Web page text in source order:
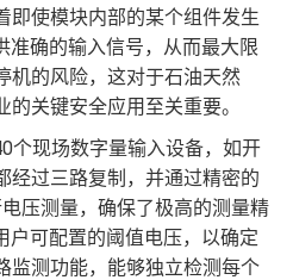
即使模块内部的某个组件发生
准确的输入信号，从而最大限
机的风险，这对于石油天然
关键安全应用至关重要。
个现场数字量输入设备，如开
经过三路复制，并通过精密的
压测量，确保了极高的测量精
户可配置的阈值电压，以确定
监测功能，能够独立检测每个